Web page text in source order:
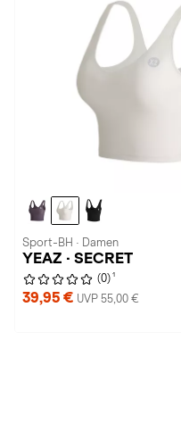
Sport-BH · Damen
YEAZ · SECRET
(0) 1
39,95 € UVP 55,00 €